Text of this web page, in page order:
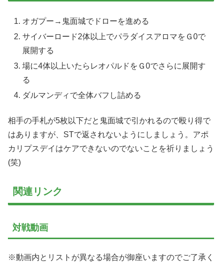
オガプー→鬼面城でドローを進める
サイバーロード2体以上でパラダイスアロマをＧ0で
展開する
場に4体以上いたらレオパルドをＧ0でさらに展開す
る
ダルマンディで全体バフし詰める
相手の手札が5枚以下だと鬼面城で引かれるので殴り得で
はありますが、STで返されないようにしましょう。アポ
カリプスデイはケアできないのでないことを祈りましょう
(笑)
関連リンク
対戦動画
※動画内とリストが異なる場合が御座いますのでご了承く